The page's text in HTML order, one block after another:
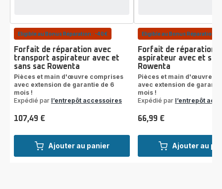
Ajouter au panier
Eligible au Bonus Réparation : -40€
Forfait de réparation avec
transport aspirateur avec et
sans sac Rowenta
Pièces et main d'œuvre comprises
avec extension de garantie de 6
mois !
Expédié par l’entrepôt accessoires
Prix
107,49 €
Ajouter au
Eligible au Bonus Réparation :
Forfait de réparation
aspirateur avec et
Rowenta
Pièces et main d'œuvre
avec extension de
mois !
Expédié par l’entrepôt
Prix
66,99 €